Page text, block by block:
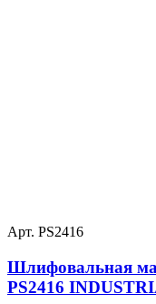
Арт. PS2416
Шлифовальная
PS2416